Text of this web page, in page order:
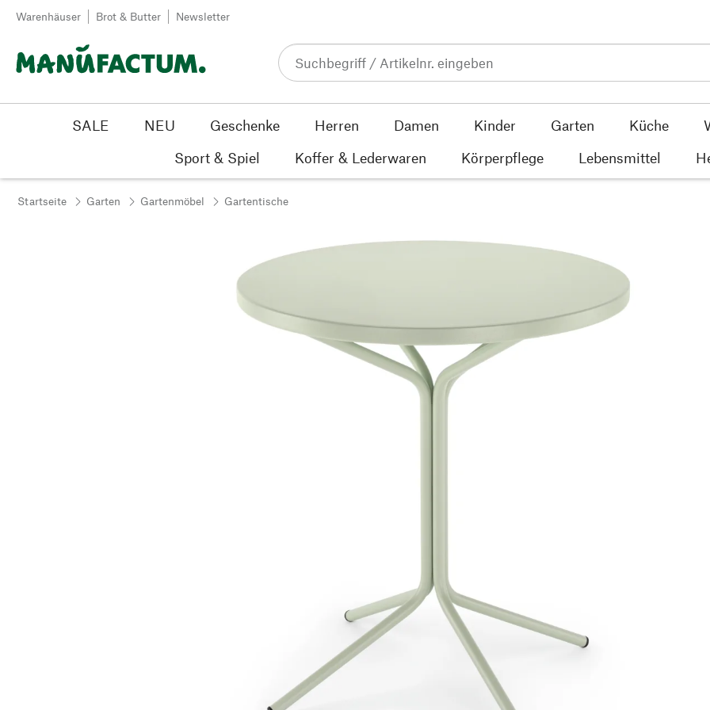
Zum Inhalt springen
Warenhäuser Brot & Butter Newsletter
SALE NEU Geschenke Herren Damen Kinder Garten Küche
Sport & Spiel
Koffer & Lederwaren Körperpflege Lebensmittel
Startseite Garten Gartenmöbel Gartentische